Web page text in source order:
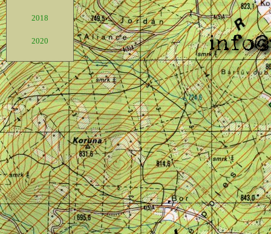
2018
2020